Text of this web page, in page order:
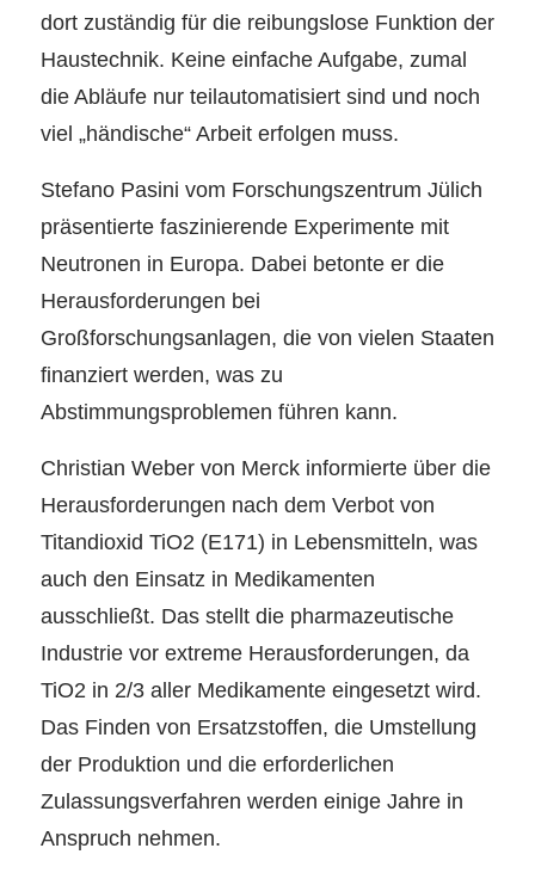
dort zuständig für die reibungslose Funktion der
Haustechnik. Keine einfache Aufgabe, zumal
die Abläufe nur teilautomatisiert sind und noch
viel „händische“ Arbeit erfolgen muss.
Stefano Pasini vom Forschungszentrum Jülich
präsentierte faszinierende Experimente mit
Neutronen in Europa. Dabei betonte er die
Herausforderungen bei
Großforschungsanlagen, die von vielen Staaten
finanziert werden, was zu
Abstimmungsproblemen führen kann.
Christian Weber von Merck informierte über die
Herausforderungen nach dem Verbot von
Titandioxid TiO2 (E171) in Lebensmitteln, was
auch den Einsatz in Medikamenten
ausschließt. Das stellt die pharmazeutische
Industrie vor extreme Herausforderungen, da
TiO2 in 2/3 aller Medikamente eingesetzt wird.
Das Finden von Ersatzstoffen, die Umstellung
der Produktion und die erforderlichen
Zulassungsverfahren werden einige Jahre in
Anspruch nehmen.